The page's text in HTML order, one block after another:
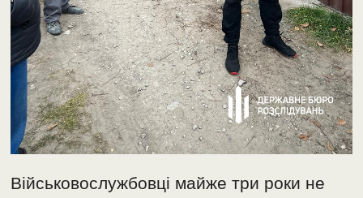
Військовослужбовці майже три роки не